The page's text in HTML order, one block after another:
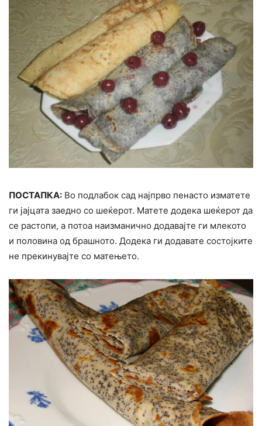
ПОСТАПКА: Во подлабок сад најпрво пенасто изматете
ги јајцата заедно со шеќерот. Матете додека шеќерот да
се растопи, а потоа наизманично додавајте ги млекото
и половина од брашното. Додека ги додавате состојките
не прекинувајте со матењето.